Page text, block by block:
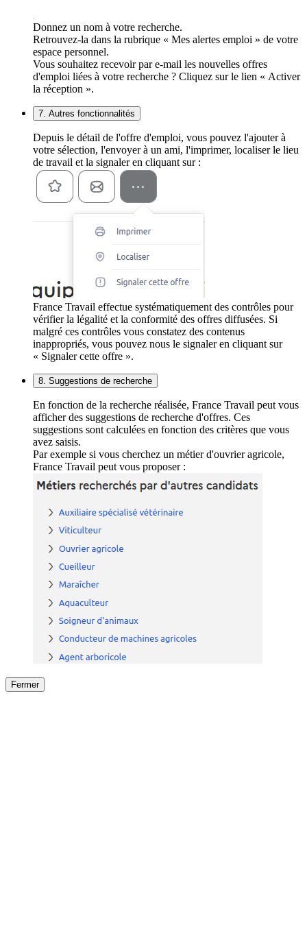
Donnez un nom à votre recherche.
Retrouvez-la dans la rubrique « Mes alertes emploi » de votre
espace personnel.
Vous souhaitez recevoir par e-mail les nouvelles offres
d'emploi liées à votre recherche ? Cliquez sur le lien « Activer
la réception ».
7. Autres fonctionnalités
Depuis le détail de l'offre d'emploi, vous pouvez l'ajouter à
votre sélection, l'envoyer à un ami, l'imprimer, localiser le lieu
de travail et la signaler en cliquant sur :
France Travail effectue systématiquement des contrôles pour
vérifier la légalité et la conformité des offres diffusées. Si
malgré ces contrôles vous constatez des contenus
inappropriés, vous pouvez nous le signaler en cliquant sur
« Signaler cette offre ».
8. Suggestions de recherche
En fonction de la recherche réalisée, France Travail peut vous
afficher des suggestions de recherche d'offres. Ces
suggestions sont calculées en fonction des critères que vous
avez saisis.
Par exemple si vous cherchez un métier d'ouvrier agricole,
France Travail peut vous proposer :
Fermer